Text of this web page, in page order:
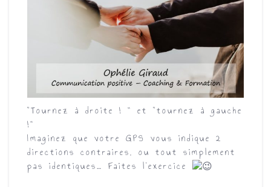
“Tournez à droite ! ” et “tournez à gauche
!”
Imaginez que votre GPS vous indique 2
directions contraires, ou tout simplement
pas identiques… Faites l’exercice